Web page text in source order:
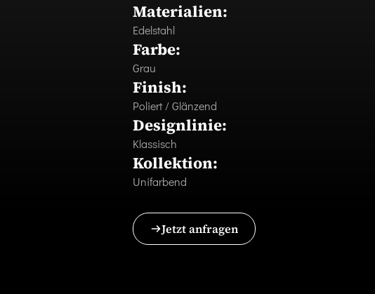
Materialien:
Edelstahl
Farbe:
Grau
Finish:
Poliert / Glänzend
Designlinie:
Klassisch
Kollektion:
Unifarbend
Jetzt anfragen